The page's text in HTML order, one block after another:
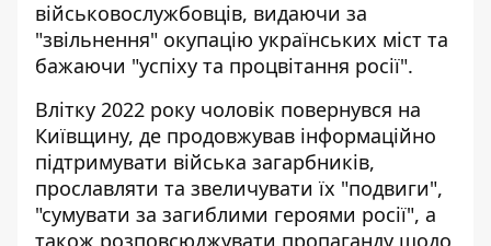
військовослужбовців, видаючи за
"звільнення" окупацію українських міст та
бажаючи "успіху та процвітання росії".
Влітку 2022 року чоловік повернувся на
Київщину, де продовжував інформаційно
підтримувати війська загарбників,
прославляти та звеличувати їх "подвиги",
"сумувати за загиблими героями росії", а
також розповсюджувати пропаганду щодо